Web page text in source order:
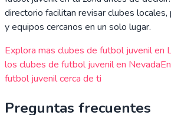
directorio facilitan revisar clubes
y equipos cercanos en un solo lugar.
Explora mas clubes de futbol juvenil en
los clubes de futbol juvenil en Nevada
futbol juvenil cerca de ti
Preguntas frecuentes